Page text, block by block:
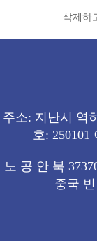
삭제하
주소: 지난시 역
호: 250101
노 공 안 북
중국